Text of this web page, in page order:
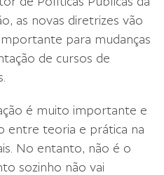
as novas diretrizes vão
para mudanças
de cursos de
é muito importante e
entre teoria e prática na
No entanto, não é o
sozinho não vai